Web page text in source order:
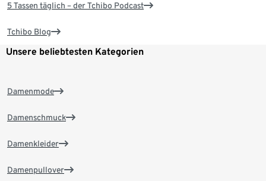
5 Tassen täglich – der Tchibo Podcast
Tchibo Blog
Unsere beliebtesten Kategorien
Damenmode
Damenschmuck
Damenkleider
Damenpullover